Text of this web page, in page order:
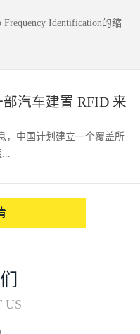
Identification的缩
汽车建置 RFID 来
，中国计划建立一个覆盖所
...
US